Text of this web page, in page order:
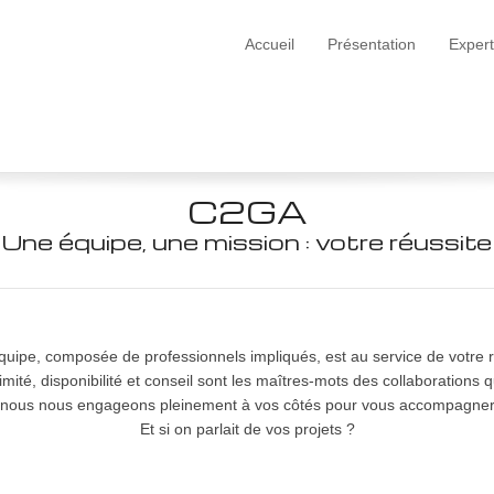
Accueil Présentation
C2GA
Une équipe, une mission : votre réussite
composée de professionnels impliqués, est au service de votre
disponibilité et conseil sont les maîtres-mots des collaborations
nous engageons pleinement à vos côtés pour vous
Et si on parlait de vos projets ?